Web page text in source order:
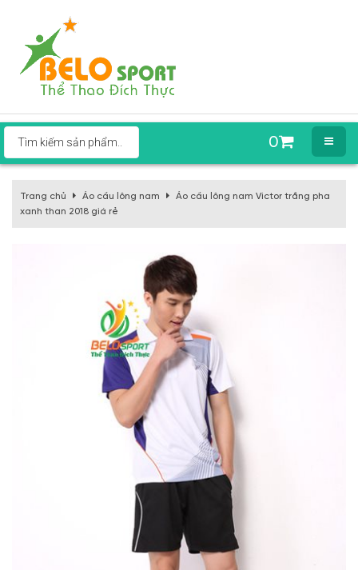
0
Trang chủ Áo cầu lông nam
Áo cầu lông nam Victor trắng pha
xanh than 2018 giá rẻ